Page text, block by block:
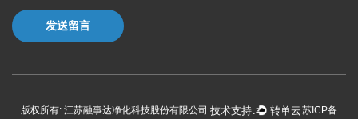
发送留言
版权所有: 江苏融事达净化科技股份有限公司 苏ICP备